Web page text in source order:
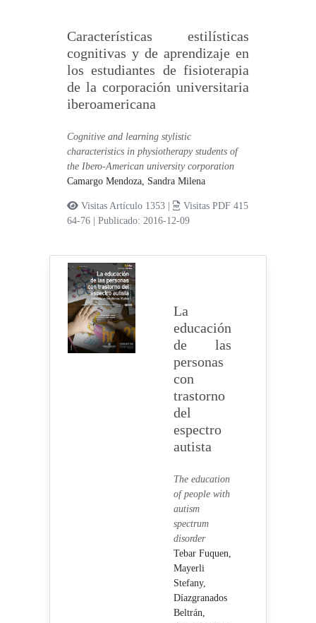
Características estilísticas
cognitivas y de aprendizaje en
los estudiantes de fisioterapia
de la corporación universitaria
iberoamericana
Cognitive and learning stylistic
characteristics in physiotherapy students of
the Ibero-American university corporation
Camargo Mendoza, Sandra Milena
Visitas Artículo 1353 |
Visitas PDF 415
64-76
|Publicado: 2016-12-09
La
educación
de las
personas
con
trastorno
del
espectro
autista
The education
of people with
autism
spectrum
disorder
Tebar Fuquen,
Mayerli
Stefany,
Díazgranados
Beltrán,